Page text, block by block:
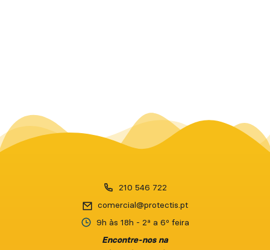
210 546 722
9h às 18h - 2ª a 6º feira
Encontre-nos na